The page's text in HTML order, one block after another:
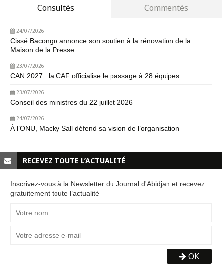
Consultés Commentés
24/07/2026
Cissé Bacongo annonce son soutien à la rénovation de la
Maison de la Presse
23/07/2026
CAN 2027 : la CAF officialise le passage à 28 équipes
23/07/2026
Conseil des ministres du 22 juillet 2026
24/07/2026
À l’ONU, Macky Sall défend sa vision de l’organisation
RECEVEZ TOUTE L’ACTUALITÉ
Inscrivez-vous à la Newsletter du Journal d'Abidjan et recevez
gratuitement toute l’actualité
OK